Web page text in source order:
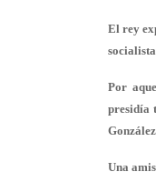
El rey
Por
presidía
Una